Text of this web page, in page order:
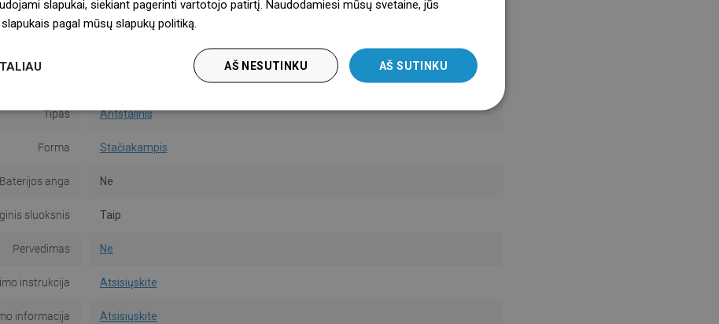
Spalva Juodas
Tipas Antstalinis
Forma Stačiakampis
Baterijos anga Ne
sluoksnis Taip
Pervedimas Ne
instrukcija Atsisiųskite
informacija Atsisiųskite
LITHUANIAN
slapukai, siekiant pagerinti vartotojo patirtį. Naudodamiesi mūsų svetaine, jūs
pagal mūsų slapukų politiką.
AŠ SUTINKU
AŠ NESUTINKU